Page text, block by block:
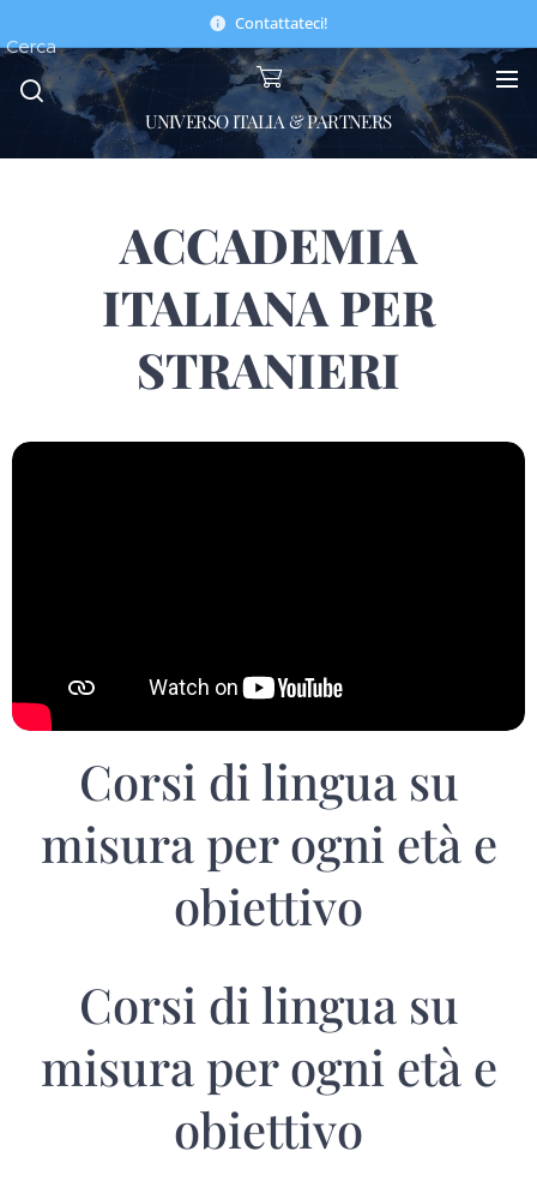
Contattateci!
UNIVERSO ITALIA & PARTNERS
Cerca
ACCADEMIA
ITALIANA PER
STRANIERI
Corsi di lingua su
misura per ogni età e
obiettivo
Corsi di lingua su
misura per ogni età e
obiettivo